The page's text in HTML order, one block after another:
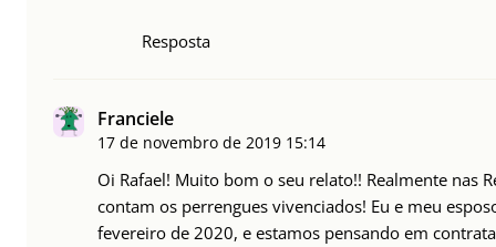
Resposta
Franciele
17 de novembro de 2019 15:14
Oi Rafael! Muito bom o seu relato!! Realmente nas
contam os perrengues vivenciados! Eu e meu
fevereiro de 2020, e estamos pensando em